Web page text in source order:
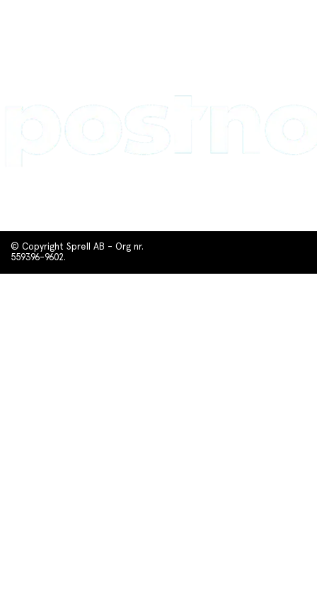
© Copyright Sprell AB - Org nr.
559396-9602.